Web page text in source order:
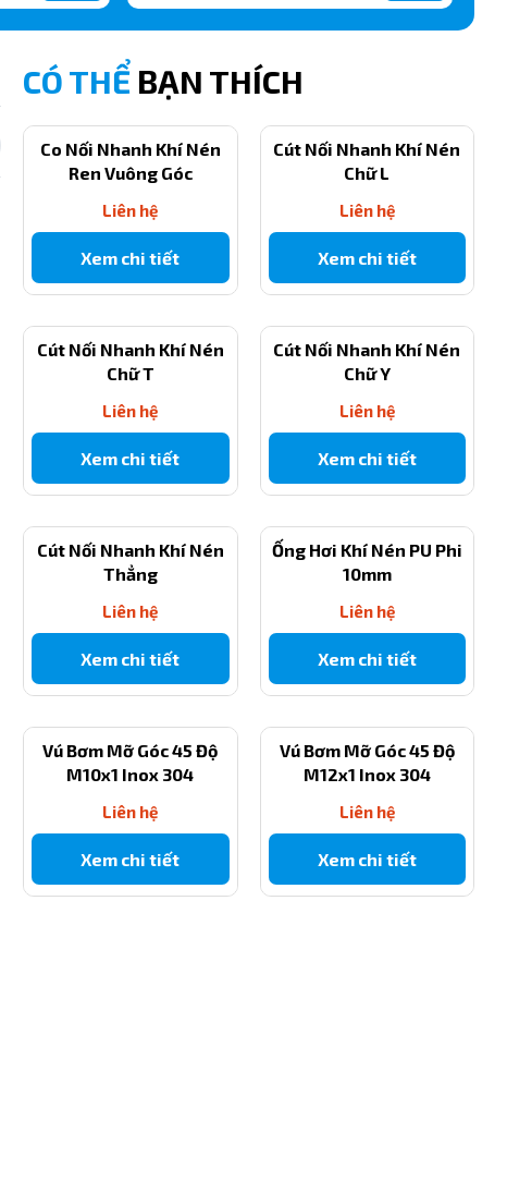
CÓ THỂ BẠN THÍCH
Co Nối Nhanh Khí Nén
Ren Vuông Góc
Liên hệ
Xem chi tiết
Cút Nối Nhanh Khí Nén
Chữ L
Liên hệ
Xem chi tiết
Cút Nối Nhanh Khí Nén
Chữ T
Liên hệ
Xem chi tiết
Cút Nối Nhanh Khí Nén
Chữ Y
Liên hệ
Xem chi tiết
Cút Nối Nhanh Khí Nén
Thẳng
Liên hệ
Xem chi tiết
Ống Hơi Khí Nén PU Phi
10mm
Liên hệ
Xem chi tiết
Vú Bơm Mỡ Góc 45 Độ
M10x1 Inox 304
Liên hệ
Xem chi tiết
Vú Bơm Mỡ Góc 45 Độ
M12x1 Inox 304
Liên hệ
Xem chi tiết